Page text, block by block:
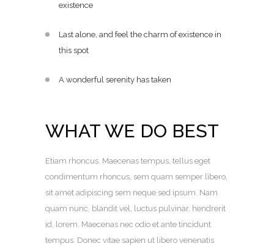
existence
Last alone, and feel the charm of existence in
this spot
A wonderful serenity has taken
WHAT WE DO BEST
Etiam rhoncus. Maecenas tempus, tellus eget
condimentum rhoncus, sem quam semper libero,
sit amet adipiscing sem neque sed ipsum. Nam
quam nunc, blandit vel, luctus pulvinar, hendrerit
id, lorem. Maecenas nec odio et ante tincidunt
tempus. Donec vitae sapien ut libero venenatis